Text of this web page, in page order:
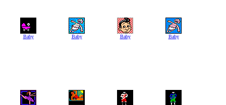
Baby Baby Baby Baby